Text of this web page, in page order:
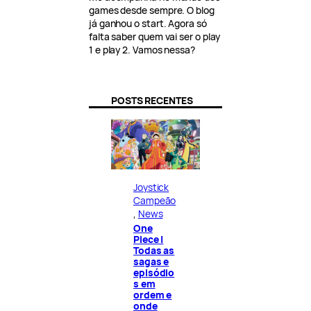
games desde sempre. O blog
já ganhou o start. Agora só
falta saber quem vai ser o play
1 e play 2. Vamos nessa?
POSTS RECENTES
Joystick
Campeão
News
One
Piece |
Todas as
sagas e
episódio
s em
ordem e
onde